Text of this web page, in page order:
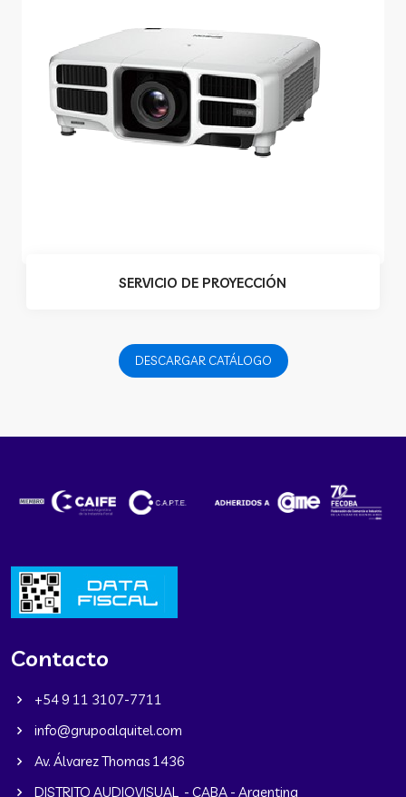
SERVICIO DE PROYECCIÓN
DESCARGAR CATÁLOGO
Contacto
+54 9 11 3107-7711
info@grupoalquitel.com
Av. Álvarez Thomas 1436
DISTRITO AUDIOVISUAL - CABA - Argentina